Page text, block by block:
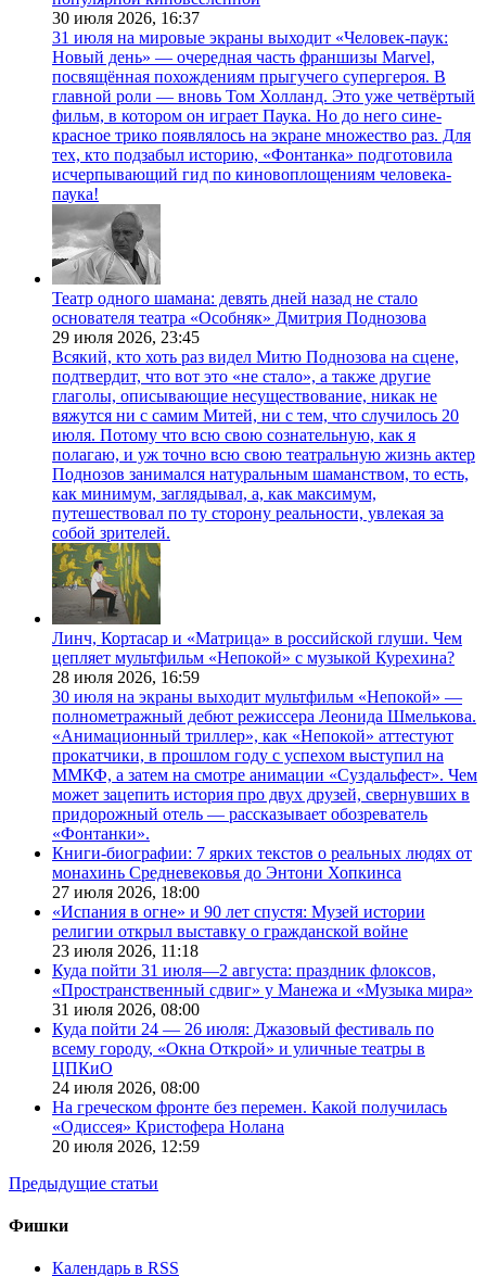
30 июля 2026, 16:37
31 июля на мировые экраны выходит «Человек-паук:
Новый день» — очередная часть франшизы Marvel,
посвящённая похождениям прыгучего супергероя. В
главной роли — вновь Том Холланд. Это уже четвёртый
фильм, в котором он играет Паука. Но до него сине-
красное трико появлялось на экране множество раз. Для
тех, кто подзабыл историю, «Фонтанка» подготовила
исчерпывающий гид по киновоплощениям человека-
паука!
Театр одного шамана: девять дней назад не стало
основателя театра «Особняк» Дмитрия Поднозова
29 июля 2026, 23:45
Всякий, кто хоть раз видел Митю Поднозова на сцене,
подтвердит, что вот это «не стало», а также другие
глаголы, описывающие несуществование, никак не
вяжутся ни с самим Митей, ни с тем, что случилось 20
июля. Потому что всю свою сознательную, как я
полагаю, и уж точно всю свою театральную жизнь актер
Поднозов занимался натуральным шаманством, то есть,
как минимум, заглядывал, а, как максимум,
путешествовал по ту сторону реальности, увлекая за
собой зрителей.
Линч, Кортасар и «Матрица» в российской глуши. Чем
цепляет мультфильм «Непокой» с музыкой Курехина?
28 июля 2026, 16:59
30 июля на экраны выходит мультфильм «Непокой» —
полнометражный дебют режиссера Леонида Шмелькова.
«Анимационный триллер», как «Непокой» аттестуют
прокатчики, в прошлом году с успехом выступил на
ММКФ, а затем на смотре анимации «Суздальфест». Чем
может зацепить история про двух друзей, свернувших в
придорожный отель — рассказывает обозреватель
«Фонтанки».
Книги-биографии: 7 ярких текстов о реальных людях от
монахинь Средневековья до Энтони Хопкинса
27 июля 2026, 18:00
«Испания в огне» и 90 лет спустя: Музей истории
религии открыл выставку о гражданской войне
23 июля 2026, 11:18
Куда пойти 31 июля—2 августа: праздник флоксов,
«Пространственный сдвиг» у Манежа и «Музыка мира»
31 июля 2026, 08:00
Куда пойти 24 — 26 июля: Джазовый фестиваль по
всему городу, «Окна Открой» и уличные театры в
ЦПКиО
24 июля 2026, 08:00
На греческом фронте без перемен. Какой получилась
«Одиссея» Кристофера Нолана
20 июля 2026, 12:59
Предыдущие статьи
Фишки
Календарь в RSS